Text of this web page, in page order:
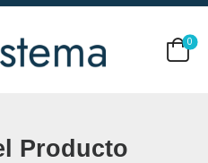
0
Producto